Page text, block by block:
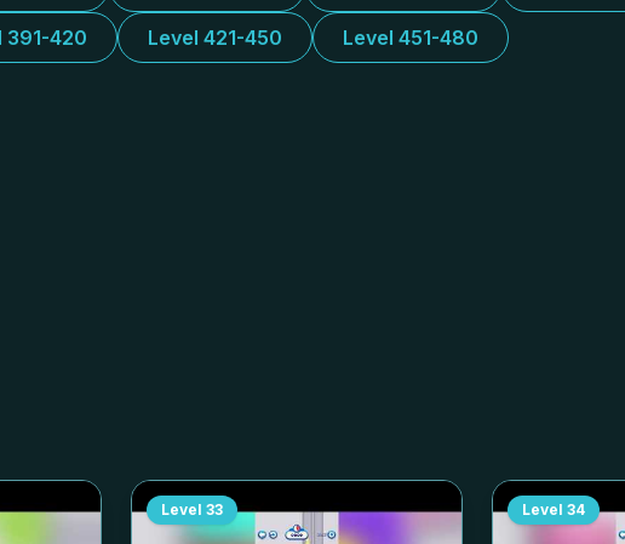
391-420 Level 421-450 Level 451-480
Level 33 Level 34